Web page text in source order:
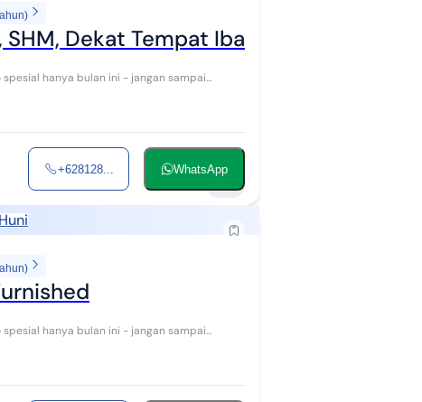
Dekat Tempat Ibadah,
+628128... WhatsApp